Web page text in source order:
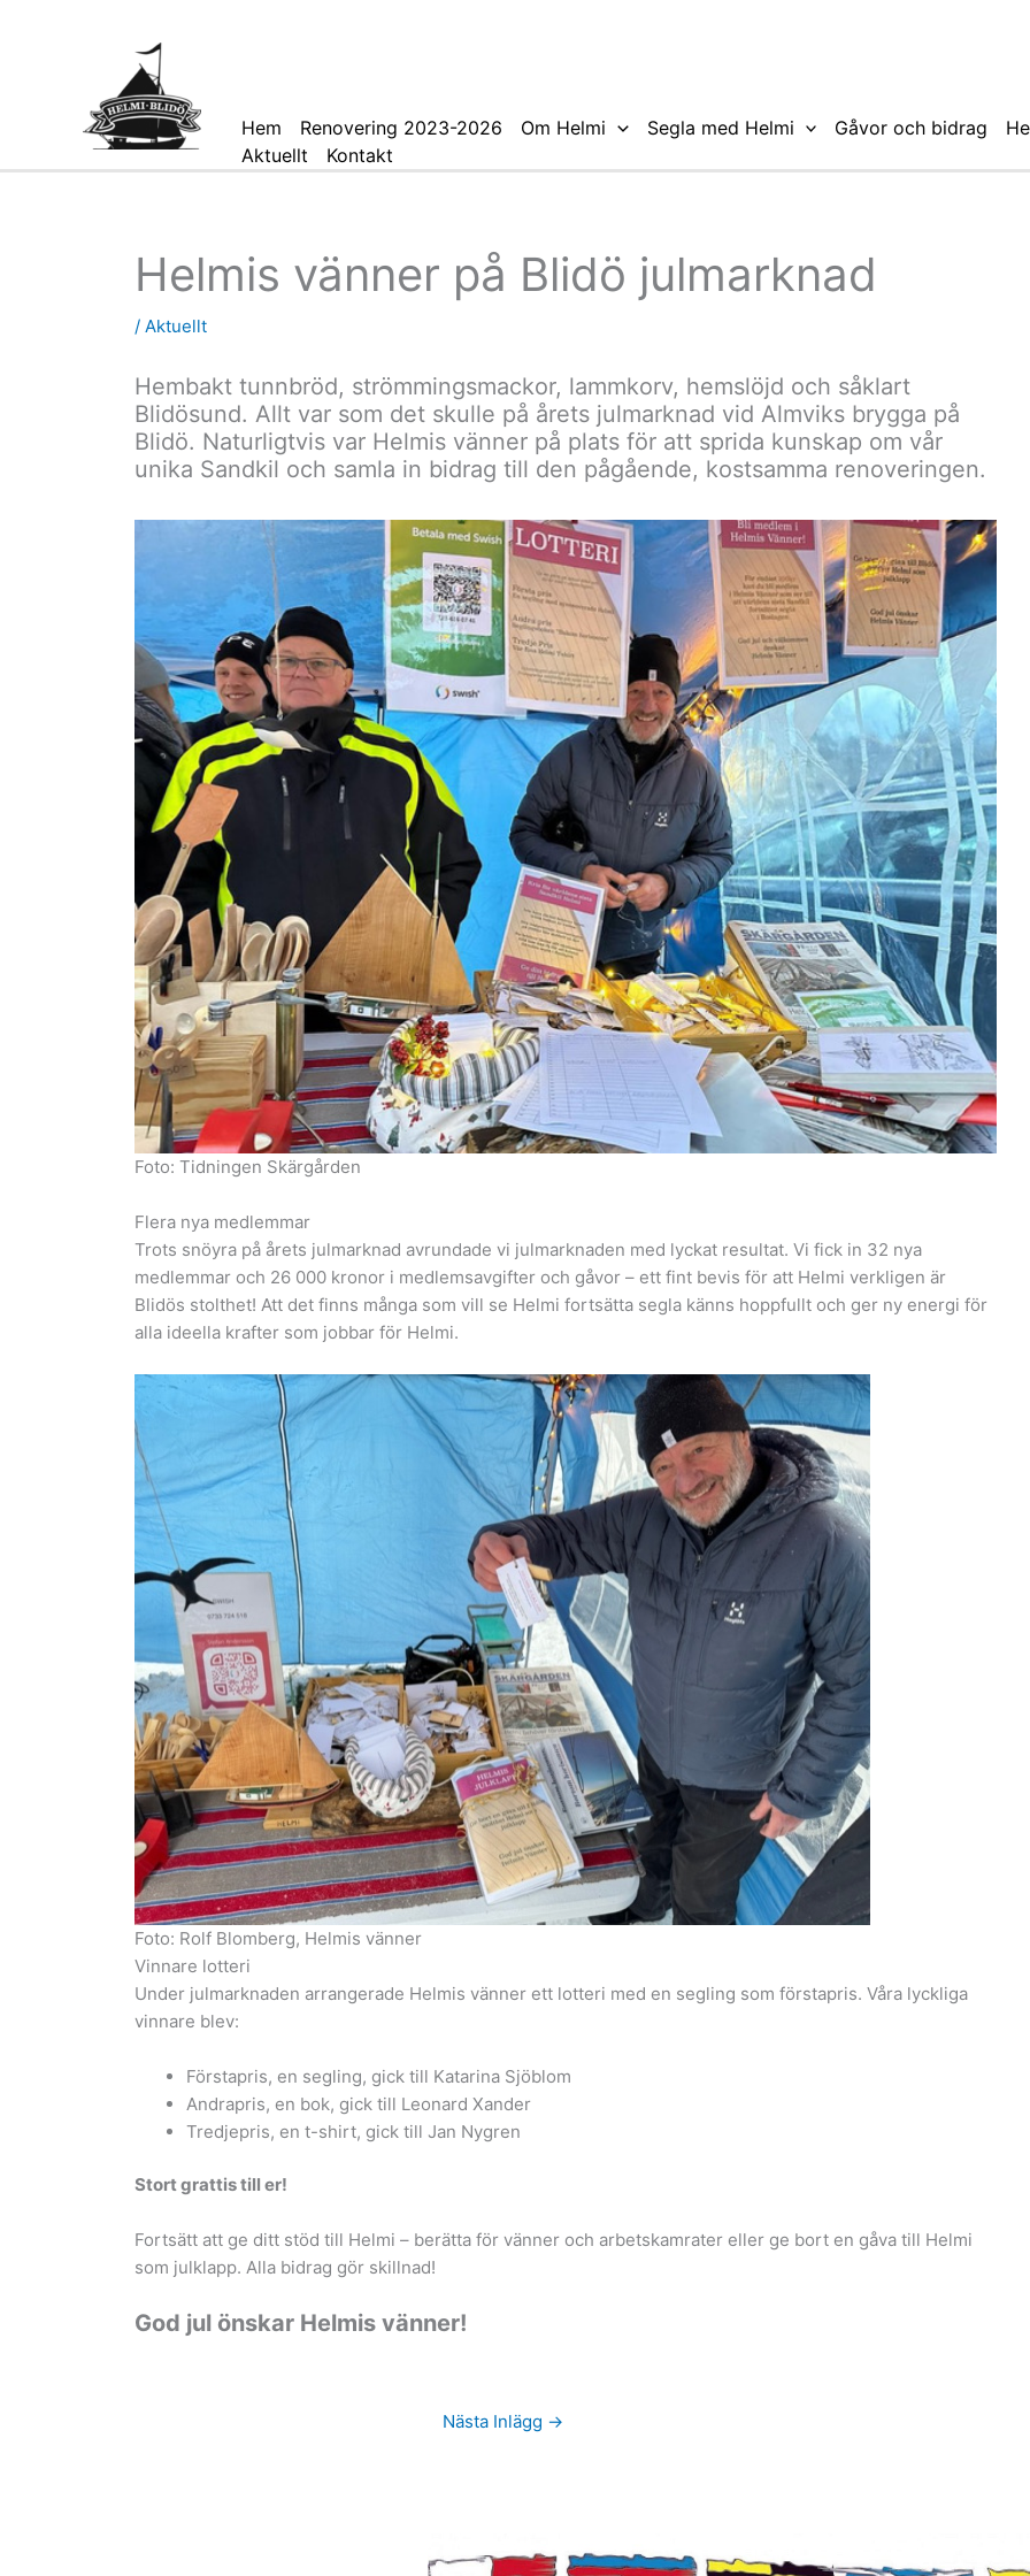
Hem Renovering 2023-2026 Om Helmi Segla med Helmi Gåvor och bidrag
Aktuellt
Kontakt
Helmis vänner på Blidö julmarknad
/ Aktuellt
Hembakt tunnbröd, strömmingsmackor, lammkorv, hemslöjd och såklart
Blidösund. Allt var som det skulle på årets julmarknad vid Almviks brygga på
Blidö. Naturligtvis var Helmis vänner på plats för att sprida kunskap om vår
unika Sandkil och samla in bidrag till den pågående, kostsamma renoveringen.
Foto: Tidningen Skärgården
Flera nya medlemmar
Trots snöyra på årets julmarknad avrundade vi julmarknaden med lyckat resultat. Vi fick in 32 nya
medlemmar och 26 000 kronor i medlemsavgifter och gåvor – ett fint bevis för att Helmi verkligen är
Blidös stolthet! Att det finns många som vill se Helmi fortsätta segla känns hoppfullt och ger ny energi för
alla ideella krafter som jobbar för Helmi.
Foto: Rolf Blomberg, Helmis vänner
Vinnare lotteri
Under julmarknaden arrangerade Helmis vänner ett lotteri med en segling som förstapris. Våra lyckliga
vinnare blev:
Förstapris, en segling, gick till Katarina Sjöblom
Andrapris, en bok, gick till Leonard Xander
Tredjepris, en t-shirt, gick till Jan Nygren
Stort grattis till er!
Fortsätt att ge ditt stöd till Helmi – berätta för vänner och arbetskamrater eller ge bort en gåva till Helmi
som julklapp. Alla bidrag gör skillnad!
God jul önskar Helmis vänner!
Nästa Inlägg →